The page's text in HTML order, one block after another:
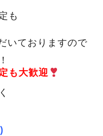
も
いておりますので
も大歓迎